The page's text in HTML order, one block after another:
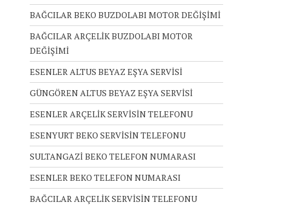
BAĞCILAR BEKO BUZDOLABI MOTOR DEĞİŞİMİ
BAĞCILAR ARÇELİK BUZDOLABI MOTOR
DEĞİŞİMİ
ESENLER ALTUS BEYAZ EŞYA SERVİSİ
GÜNGÖREN ALTUS BEYAZ EŞYA SERVİSİ
ESENLER ARÇELİK SERVİSİN TELEFONU
ESENYURT BEKO SERVİSİN TELEFONU
SULTANGAZİ BEKO TELEFON NUMARASI
ESENLER BEKO TELEFON NUMARASI
BAĞCILAR ARÇELİK SERVİSİN TELEFONU